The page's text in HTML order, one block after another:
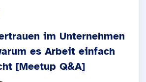
im Unternehmen
es Arbeit einfach
[Meetup Q&A]